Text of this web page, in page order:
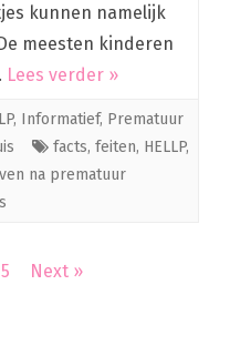
kunnen namelijk
meesten kinderen
Lees verder »
, Informatief, Prematuur
facts, feiten, HELLP,
na prematuur
5 Next »